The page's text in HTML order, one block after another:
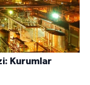
Kurumlar